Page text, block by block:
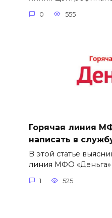
0 555
Горячая линия
написать в
В этой статье
линия МФО «Деньга»
1 525